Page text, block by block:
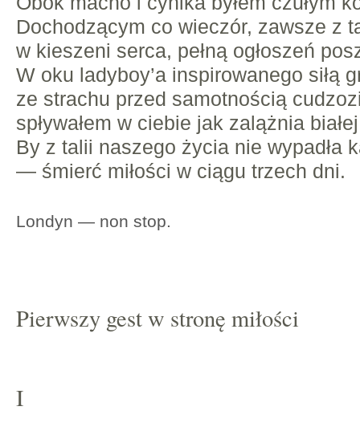
Dochodzącym co wieczór, zawsze z
w kieszeni serca, pełną ogłoszeń
W oku ladyboy’a inspirowanego siłą
ze strachu przed samotnością
spływałem w ciebie jak zalążnia
By z talii naszego życia nie wypadła
— śmierć miłości w ciągu trzech dni.
Londyn — non stop.
Pierwszy gest w stronę miłości
I